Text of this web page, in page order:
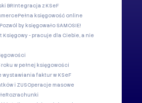
BRIntegracja z KSeF
Pełna księgowość online
Pozwól by księgowało SAMOSIE!
Księgowy - pracuje dla Ciebie, a nie
w pełnej księgowości
wystawiania faktur w KSeF
i ZUSOperacje masowe
Rozrachunki